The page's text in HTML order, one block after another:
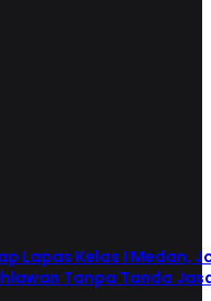
Lapas Kelas I Medan,
Tanpa Tanda